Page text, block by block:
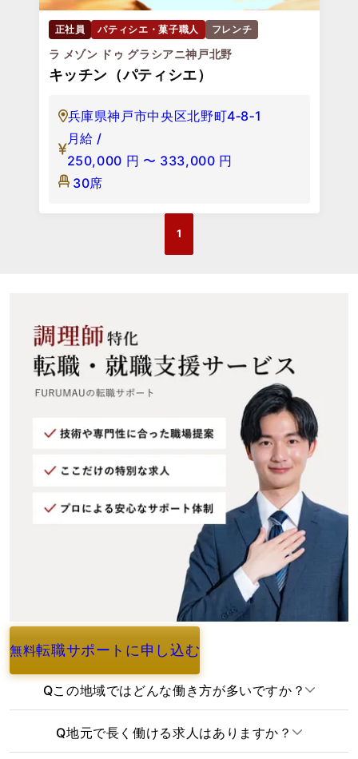
正社員 パティシエ・菓子職人 フレンチ
ラ メゾン ドゥ グラシアニ神戸北野
キッチン（パティシエ）
兵庫県神戸市中央区北野町4‐8‐1
月給 /
250,000 円 〜 333,000 円
30席
1
無料転職サポートに申し込む
よくあるご質問
Qこの地域ではどんな働き方が多いですか？
Q地元で長く働ける求人はありますか？